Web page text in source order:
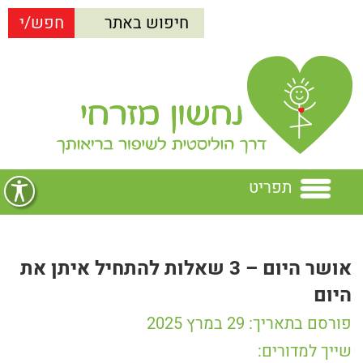
תפריט
נחשון מזרחי
נחשון מזרחיהרצאות
אושר היום – 3 שאלות להתחיל איתן את
היום
פורסם בתאריך: 29 במרץ 2025
שייך למדורים: